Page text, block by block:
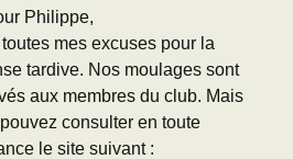
Philippe,
mes excuses pour la
tardive. Nos moulages sont
aux membres du club. Mais
consulter en toute
le site suivant :